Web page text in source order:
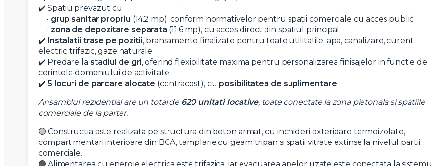
✔️ Spatiu prevazut cu:
- grup sanitar propriu (14.2 mp), conform normativelor pentru spatii comerciale cu acces public
- zona de depozitare separata (11.6 mp), cu acces direct din spatiul principal
✔️ Instalatii trase pe pozitii, bransamente finalizate pentru toate utilitatile: apa, canalizare, curent
electric trifazic, gaze naturale
✔️ Predare la stadiul de gri, oferind flexibilitate maxima pentru personalizarea finisajelor in functie de
cerintele domeniului de activitate
✔️ 5 locuri de parcare alocate (contracost), cu posibilitatea de suplimentare
Ansamblul rezidential are un total de 620 unitati locative, toate conectate la zona pietonala si spatiile
comerciale de la parter.
🟢 Constructia este realizata pe structura din beton armat, cu inchideri exterioare termoizolate,
compartimentari interioare din BCA, tamplarie cu geam tripan si spatii vitrate extinse la nivelul partii
comerciale.
🟢 Alimentarea cu energie electrica este trifazica, iar evacuarea apelor uzate este conectata la sistemul